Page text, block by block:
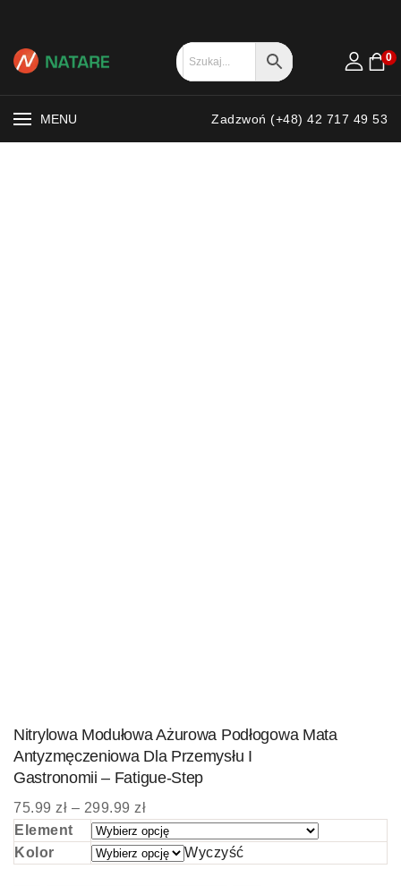
0
MENU Zadzwoń (+48) 42 717 49 53
Nitrylowa Modułowa Ażurowa Podłogowa Mata
Antyzmęczeniowa Dla Przemysłu I
Gastronomii – Fatigue-Step
75.99 zł – 299.99 zł
Element
Kolor
Wyczyść